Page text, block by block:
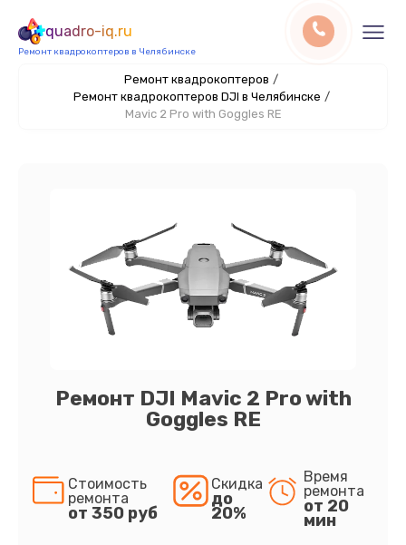
quadro-iq.ru
Ремонт квадрокоптеров в Челябинске
Ремонт квадрокоптеров /
Ремонт квадрокоптеров DJI в Челябинске /
Mavic 2 Pro with Goggles RE
Ремонт DJI Mavic 2 Pro with
Goggles RE
Стоимость
ремонта
от 350 руб
Скидка
до
20%
Время
ремонта
от 20
мин